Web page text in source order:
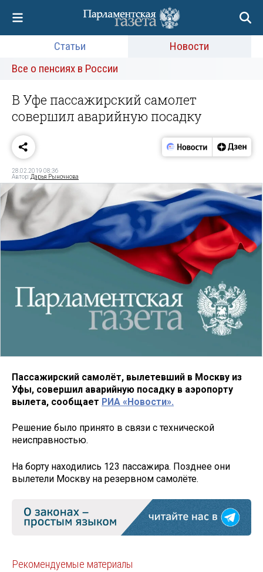
Статьи
Новости
Все о пенсиях в России
В Уфе пассажирский самолет
совершил аварийную посадку
28.02.2019 08:36
Автор: Дарья Рыночнова
Пассажирский самолёт, вылетевший в Москву из
Уфы, совершил аварийную посадку в аэропорту
вылета, сообщает РИА «Новости».
Решение было принято в связи с технической
неисправностью.
На борту находились 123 пассажира. Позднее они
вылетели Москву на резервном самолёте.
Рекомендуемые материалы